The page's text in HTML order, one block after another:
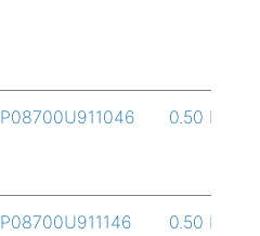
P08700U911046 0.50 L
P08700U911146 0.50 L